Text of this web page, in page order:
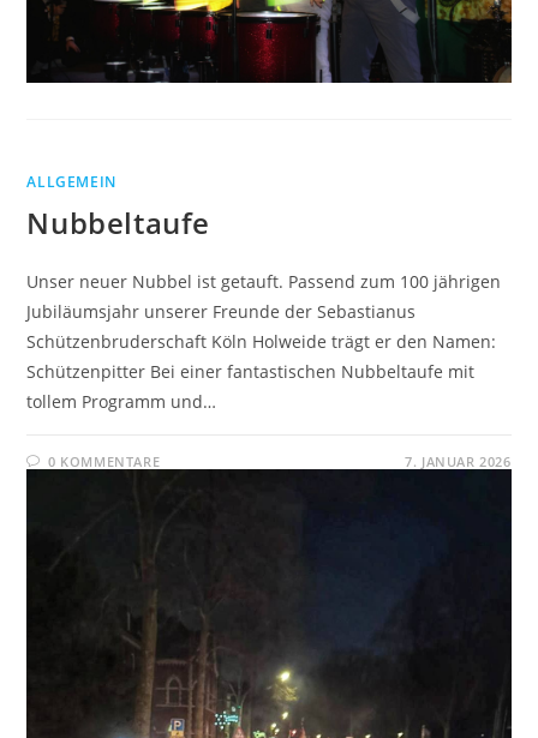
ALLGEMEIN
Nubbeltaufe
Unser neuer Nubbel ist getauft. Passend zum 100 jährigen
Jubiläumsjahr unserer Freunde der Sebastianus
Schützenbruderschaft Köln Holweide trägt er den Namen:
Schützenpitter Bei einer fantastischen Nubbeltaufe mit
tollem Programm und…
0 KOMMENTARE 7. JANUAR 2026